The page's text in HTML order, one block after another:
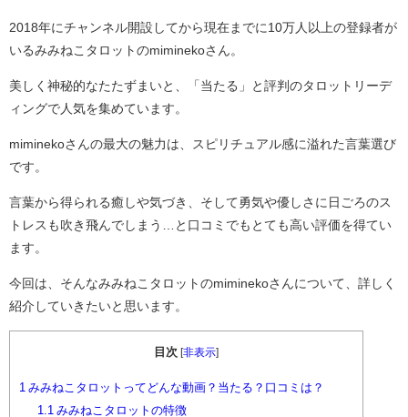
2018年にチャンネル開設してから現在までに10万人以上の登録者が
いるみみねこタロットのmiminekoさん。
美しく神秘的なたたずまいと、「当たる」と評判のタロットリーデ
ィングで人気を集めています。
miminekoさんの最大の魅力は、スピリチュアル感に溢れた言葉選び
です。
言葉から得られる癒しや気づき、そして勇気や優しさに日ごろのス
トレスも吹き飛んでしまう…と口コミでもとても高い評価を得てい
ます。
今回は、そんなみみねこタロットのmiminekoさんについて、詳しく
紹介していきたいと思います。
目次 [非表示]
1 みみねこタロットってどんな動画？当たる？口コミは？
1.1 みみねこタロットの特徴